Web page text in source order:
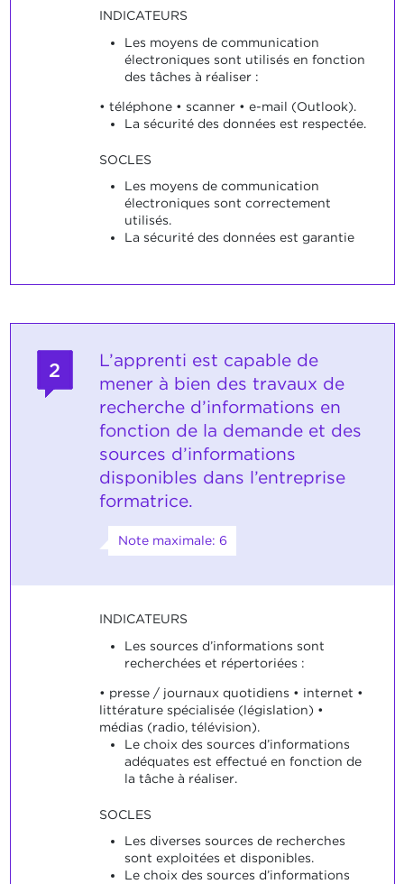
INDICATEURS
Les moyens de communication
électroniques sont utilisés en fonction
des tâches à réaliser :
• téléphone • scanner • e-mail (Outlook).
La sécurité des données est respectée.
SOCLES
Les moyens de communication
électroniques sont correctement
utilisés.
La sécurité des données est garantie
2
L’apprenti est capable de
mener à bien des travaux de
recherche d’informations en
fonction de la demande et des
sources d’informations
disponibles dans l’entreprise
formatrice.
Note maximale: 6
INDICATEURS
Les sources d’informations sont
recherchées et répertoriées :
• presse / journaux quotidiens • internet •
littérature spécialisée (législation) •
médias (radio, télévision).
Le choix des sources d’informations
adéquates est effectué en fonction de
la tâche à réaliser.
SOCLES
Les diverses sources de recherches
sont exploitées et disponibles.
Le choix des sources d’informations